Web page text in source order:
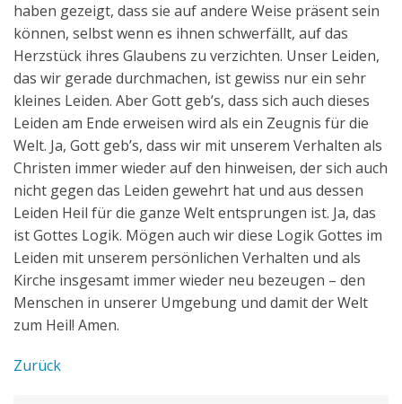
haben gezeigt, dass sie auf andere Weise präsent sein
können, selbst wenn es ihnen schwerfällt, auf das
Herzstück ihres Glaubens zu verzichten. Unser Leiden,
das wir gerade durchmachen, ist gewiss nur ein sehr
kleines Leiden. Aber Gott geb’s, dass sich auch dieses
Leiden am Ende erweisen wird als ein Zeugnis für die
Welt. Ja, Gott geb’s, dass wir mit unserem Verhalten als
Christen immer wieder auf den hinweisen, der sich auch
nicht gegen das Leiden gewehrt hat und aus dessen
Leiden Heil für die ganze Welt entsprungen ist. Ja, das
ist Gottes Logik. Mögen auch wir diese Logik Gottes im
Leiden mit unserem persönlichen Verhalten und als
Kirche insgesamt immer wieder neu bezeugen – den
Menschen in unserer Umgebung und damit der Welt
zum Heil! Amen.
Zurück